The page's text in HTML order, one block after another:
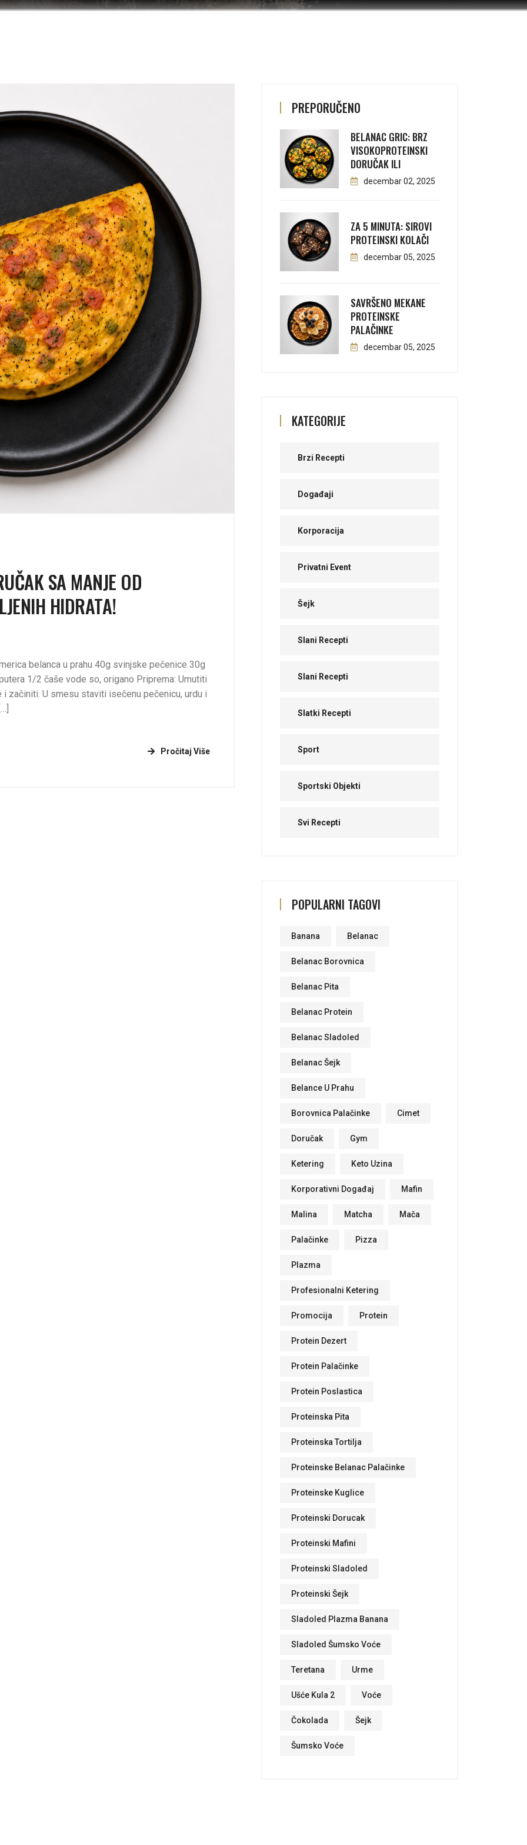
SA MANJE OD
HIDRATA!
belanca u prahu 40g svinjske pečenice 30g
1/2 čaše vode so, origano Priprema: Umutiti
i začiniti. U smesu staviti isečenu pečenicu, urdu i
Pročitaj Više
PREPORUČENO
BELANAC GRIC: BRZ
VISOKOPROTEINSKI
DORUČAK ILI
decembar 02, 2025
ZA 5 MINUTA: SIROVI
PROTEINSKI KOLAČI
decembar 05, 2025
SAVRŠENO MEKANE
PROTEINSKE
PALAČINKE
decembar 05, 2025
KATEGORIJE
Brzi Recepti
Događaji
Korporacija
Privatni Event
Šejk
Slani Recepti
Slani Recepti
Slatki Recepti
Sport
Sportski Objekti
Svi Recepti
POPULARNI TAGOVI
Banana Belanac
Belanac Borovnica
Belanac Pita
Belanac Protein
Belanac Sladoled
Belanac Šejk
Belance U Prahu
Borovnica Palačinke Cimet
Doručak Gym
Ketering Keto Uzina
Korporativni Događaj Mafin
Malina Matcha Mača
Palačinke Pizza
Plazma
Profesionalni Ketering
Promocija Protein
Protein Dezert
Protein Palačinke
Protein Poslastica
Proteinska Pita
Proteinska Tortilja
Proteinske Belanac Palačinke
Proteinske Kuglice
Proteinski Dorucak
Proteinski Mafini
Proteinski Sladoled
Proteinski Šejk
Sladoled Plazma Banana
Sladoled Šumsko Voće
Teretana Urme
Ušće Kula 2 Voće
Čokolada Šejk
Šumsko Voće